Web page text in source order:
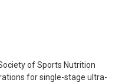
of Sports Nutrition
for single-stage ultra-